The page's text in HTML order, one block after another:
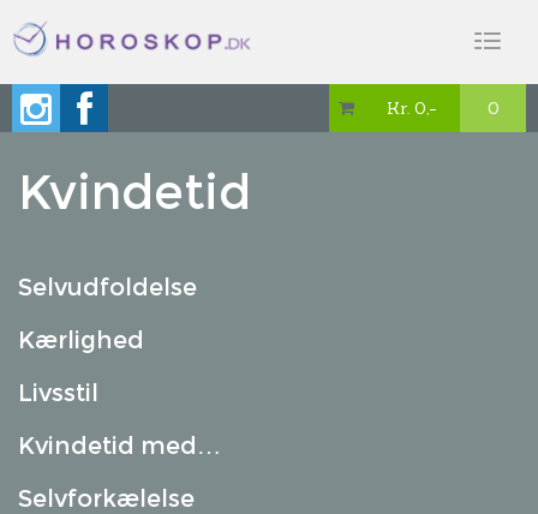
 Kr. 0,- 0
Kvindetid
Selvudfoldelse
Kærlighed
Livsstil
Kvindetid med…
Selvforkælelse